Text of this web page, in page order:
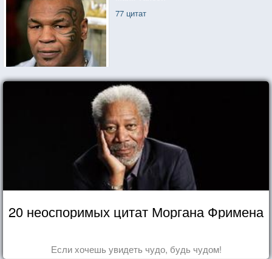
77 цитат
20 неоспоримых цитат Моргана Фримена
Если хочешь увидеть чудо, будь чудом!